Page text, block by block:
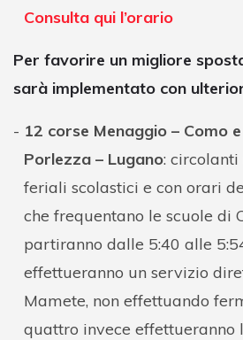
Consulta qui l’orario
Per favorire un migliore
sarà implementato con
12 corse Menaggio – Como
Porlezza – Lugano:
feriali scolastici e con orari
che frequentano le scuole di
partiranno dalle 5:40 alle
effettueranno un servizio
Mamete, non effettuando
quattro invece effettueranno